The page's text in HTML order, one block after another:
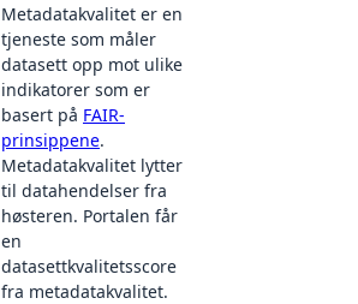
Metadatakvalitet er en
tjeneste som måler
datasett opp mot ulike
indikatorer som er
basert på FAIR-
prinsippene.
Metadatakvalitet lytter
til datahendelser fra
høsteren. Portalen får
en
datasettkvalitetsscore
fra metadatakvalitet.